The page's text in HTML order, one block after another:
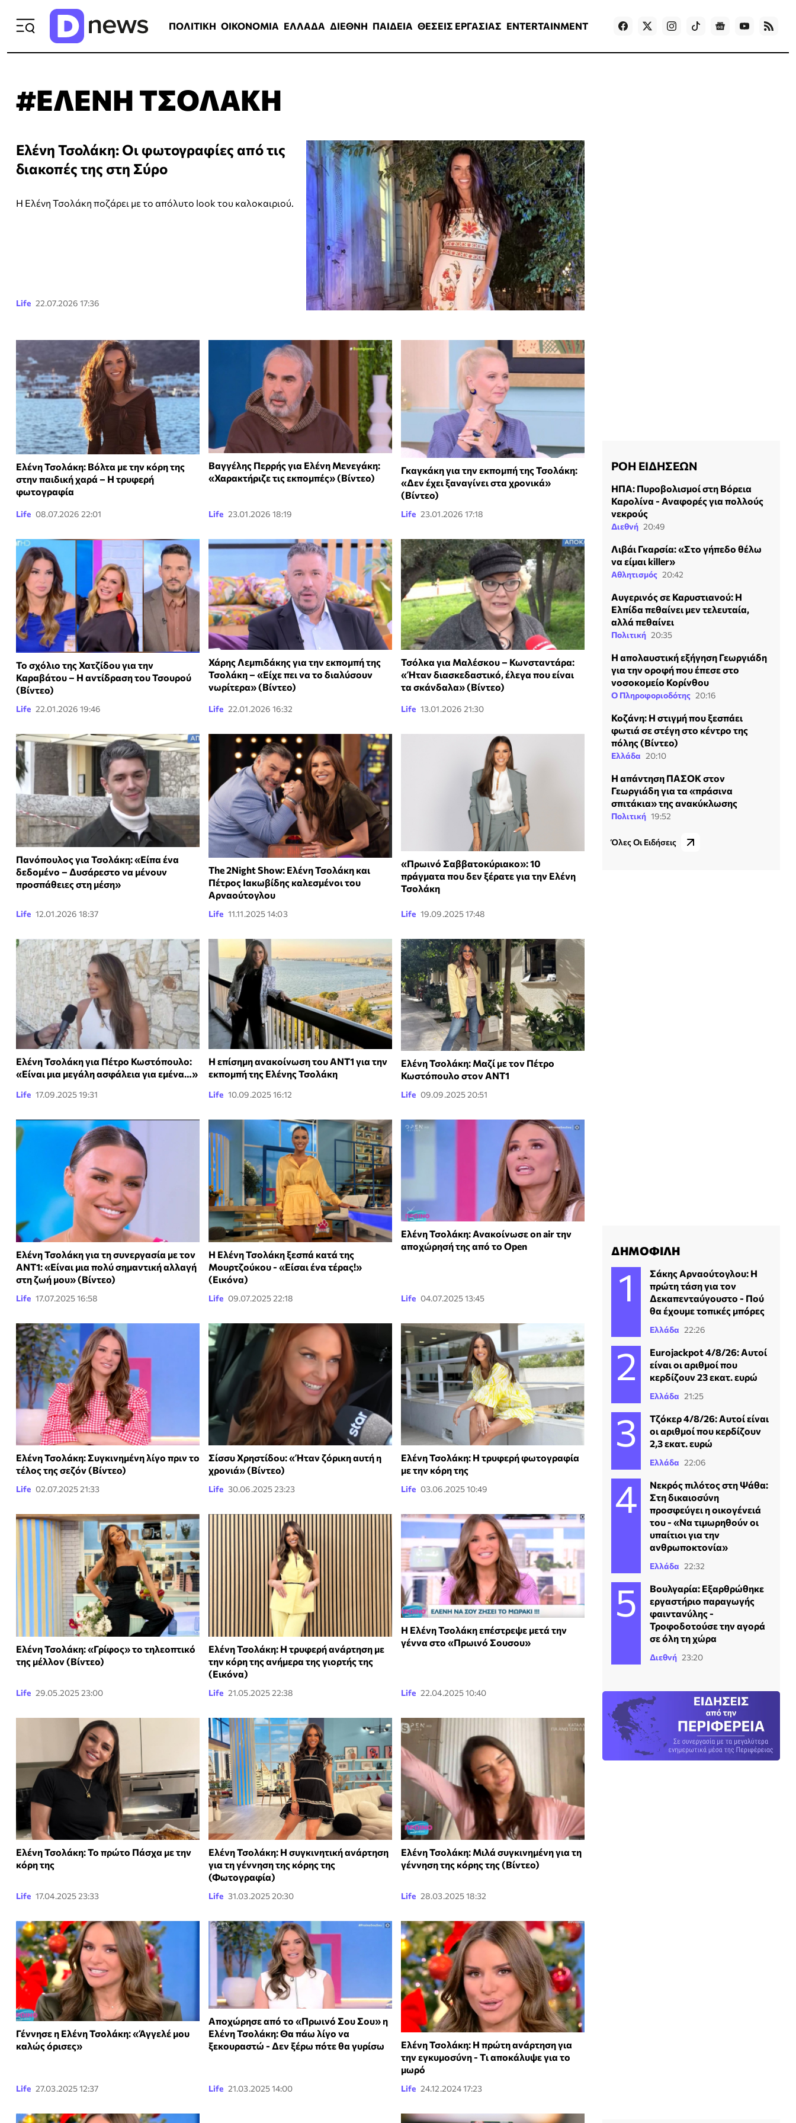
ΠΟΛΙΤΙΚΗ ΟΙΚΟΝΟΜΙΑ ΕΛΛΑΔΑ ΔΙΕΘΝΗ ΠΑΙΔΕΙΑ ΘΕΣΕΙΣ ΕΡΓΑΣΙΑΣ ENTERTAINMENT Games
#ΕΛΕΝΗ ΤΣΟΛΑΚΗ
Ελένη Τσολάκη: Οι φωτογραφίες από τις
διακοπές της στη Σύρο
Η Ελένη Τσολάκη ποζάρει με το απόλυτο look του καλοκαιριού.
Life 22.07.2026 17:36
Ελένη Τσολάκη: Βόλτα με την κόρη της
στην παιδική χαρά – Η τρυφερή
φωτογραφία
Life 08.07.2026 22:01
Βαγγέλης Περρής για Ελένη Μενεγάκη:
«Χαρακτήριζε τις εκπομπές» (Βίντεο)
Life 23.01.2026 18:19
Γκαγκάκη για την εκπομπή της Τσολάκη:
«Δεν έχει ξαναγίνει στα χρονικά»
(Βίντεο)
Life 23.01.2026 17:18
Το σχόλιο της Χατζίδου για την
Καραβάτου – Η αντίδραση του Τσουρού
(Βίντεο)
Life 22.01.2026 19:46
Χάρης Λεμπιδάκης για την εκπομπή της
Τσολάκη – «Είχε πει να το διαλύσουν
νωρίτερα» (Βίντεο)
Life 22.01.2026 16:32
Τσόλκα για Μαλέσκου – Κωνσταντάρα:
«Ήταν διασκεδαστικό, έλεγα που είναι
τα σκάνδαλα» (Βίντεο)
Life 13.01.2026 21:30
Πανόπουλος για Τσολάκη: «Είπα ένα
δεδομένο – Δυσάρεστο να μένουν
προσπάθειες στη μέση»
Life 12.01.2026 18:37
The 2Night Show: Ελένη Τσολάκη και
Πέτρος Ιακωβίδης καλεσμένοι του
Αρναούτογλου
Life 11.11.2025 14:03
«Πρωινό Σαββατοκύριακο»: 10
πράγματα που δεν ξέρατε για την Ελένη
Τσολάκη
Life 19.09.2025 17:48
Ελένη Τσολάκη για Πέτρο Κωστόπουλο:
«Είναι μια μεγάλη ασφάλεια για εμένα…»
Life 17.09.2025 19:31
Η επίσημη ανακοίνωση του ΑΝΤ1 για την
εκπομπή της Ελένης Τσολάκη
Life 10.09.2025 16:12
Ελένη Τσολάκη: Μαζί με τον Πέτρο
Κωστόπουλο στον ΑΝΤ1
Life 09.09.2025 20:51
Ελένη Τσολάκη για τη συνεργασία με τον
ANT1: «Είναι μια πολύ σημαντική αλλαγή
στη ζωή μου» (Βίντεο)
Life 17.07.2025 16:58
Η Ελένη Τσολάκη ξεσπά κατά της
Μουρτζούκου - «Είσαι ένα τέρας!»
(Εικόνα)
Life 09.07.2025 22:18
Ελένη Τσολάκη: Ανακοίνωσε on air την
αποχώρησή της από το Open
Life 04.07.2025 13:45
Ελένη Τσολάκη: Συγκινημένη λίγο πριν το
τέλος της σεζόν (Βίντεο)
Life 02.07.2025 21:33
Σίσσυ Χρηστίδου: «Ήταν ζόρικη αυτή η
χρονιά» (Βίντεο)
Life 30.06.2025 23:23
Ελένη Τσολάκη: Η τρυφερή φωτογραφία
με την κόρη της
Life 03.06.2025 10:49
Ελένη Τσολάκη: «Γρίφος» το τηλεοπτικό
της μέλλον (Βίντεο)
Life 29.05.2025 23:00
Ελένη Τσολάκη: Η τρυφερή ανάρτηση με
την κόρη της ανήμερα της γιορτής της
(Εικόνα)
Life 21.05.2025 22:38
Η Ελένη Τσολάκη επέστρεψε μετά την
γέννα στο «Πρωινό Σουσου»
Life 22.04.2025 10:40
Ελένη Τσολάκη: Το πρώτο Πάσχα με την
κόρη της
Life 17.04.2025 23:33
Ελένη Τσολάκη: Η συγκινητική ανάρτηση
για τη γέννηση της κόρης της
(Φωτογραφία)
Life 31.03.2025 20:30
Ελένη Τσολάκη: Μιλά συγκινημένη για τη
γέννηση της κόρης της (Βίντεο)
Life 28.03.2025 18:32
Γέννησε η Ελένη Τσολάκη: «Άγγελέ μου
καλώς όρισες»
Life 27.03.2025 12:37
Αποχώρησε από το «Πρωινό Σου Σου» η
Ελένη Τσολάκη: Θα πάω λίγο να
ξεκουραστώ - Δεν ξέρω πότε θα γυρίσω
Life 21.03.2025 14:00
Ελένη Τσολάκη: Η πρώτη ανάρτηση για
την εγκυμοσύνη - Tι αποκάλυψε για το
μωρό
Life 24.12.2024 17:23
ΡΟΗ ΕΙΔΗΣΕΩΝ
ΗΠΑ: Πυροβολισμοί στη Βόρεια
Καρολίνα - Αναφορές για πολλούς
νεκρούς
Διεθνή 20:49
Λιβάι Γκαρσία: «Στο γήπεδο θέλω
να είμαι killer»
Αθλητισμός 20:42
Αυγερινός σε Καρυστιανού: Η
Ελπίδα πεθαίνει μεν τελευταία,
αλλά πεθαίνει
Πολιτική 20:35
Η απολαυστική εξήγηση Γεωργιάδη
για την οροφή που έπεσε στο
νοσοκομείο Κορίνθου
Ο Πληροφοριοδότης 20:16
Κοζάνη: Η στιγμή που ξεσπάει
φωτιά σε στέγη στο κέντρο της
πόλης (Βίντεο)
Ελλάδα 20:10
Η απάντηση ΠΑΣΟΚ στον
Γεωργιάδη για τα «πράσινα
σπιτάκια» της ανακύκλωσης
Πολιτική 19:52
Όλες Οι Ειδήσεις
ΔΗΜΟΦΙΛΗ
Σάκης Αρναούτογλου: Η
πρώτη τάση για τον
Δεκαπενταύγουστο - Πού
θα έχουμε τοπικές μπόρες
Ελλάδα 22:26
Eurojackpot 4/8/26: Αυτοί
είναι οι αριθμοί που
κερδίζουν 23 εκατ. ευρώ
Ελλάδα 21:25
Τζόκερ 4/8/26: Αυτοί είναι
οι αριθμοί που κερδίζουν
2,3 εκατ. ευρώ
Ελλάδα 22:06
Νεκρός πιλότος στη Ψάθα:
Στη δικαιοσύνη
προσφεύγει η οικογένειά
του - «Να τιμωρηθούν οι
υπαίτιοι για την
ανθρωποκτονία»
Ελλάδα 22:32
Βουλγαρία: Εξαρθρώθηκε
εργαστήριο παραγωγής
φαιντανύλης -
Τροφοδοτούσε την αγορά
σε όλη τη χώρα
Διεθνή 23:20